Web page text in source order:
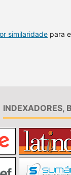
similaridade para
INDEXADORES,